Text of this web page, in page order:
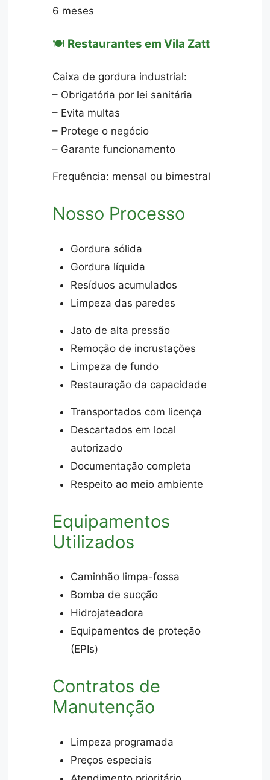
6 meses
🍽️ Restaurantes em Vila Zatt
Caixa de gordura industrial:
– Obrigatória por lei sanitária
– Evita multas
– Protege o negócio
– Garante funcionamento
Frequência: mensal ou bimestral
Nosso Processo
Gordura sólida
Gordura líquida
Resíduos acumulados
Limpeza das paredes
Jato de alta pressão
Remoção de incrustações
Limpeza de fundo
Restauração da capacidade
Transportados com licença
Descartados em local
autorizado
Documentação completa
Respeito ao meio ambiente
Equipamentos
Utilizados
Caminhão limpa-fossa
Bomba de sucção
Hidrojateadora
Equipamentos de proteção
(EPIs)
Contratos de
Manutenção
Limpeza programada
Preços especiais